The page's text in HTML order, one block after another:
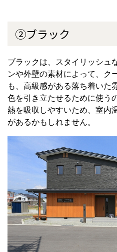
②ブラック
ブラックは、スタイリッシュ
ンや外壁の素材によって、ク
も、高級感がある落ち着いた
色を引き立たせるために使う
熱を吸収しやすいため、室内
があるかもしれません。